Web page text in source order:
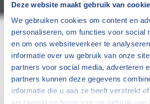
Deze website maakt gebruik van
We gebruiken cookies om content en
personaliseren, om functies voor social
en om ons websiteverkeer te
informatie over uw gebruik van onze
partners voor social media, adverteren
partners kunnen deze gegevens
informatie die u aan ze heeft verstrekt
verzameld op basis van uw gebruik van